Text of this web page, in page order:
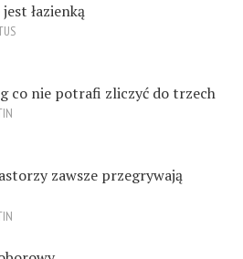
łazienką
co nie potrafi zliczyć do trzech
zawsze przegrywają